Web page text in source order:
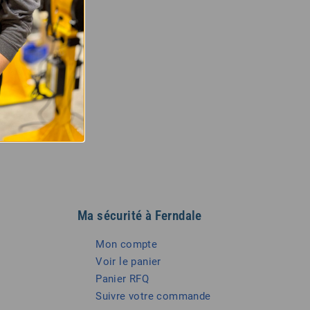
si
nos
Ma sécurité à Ferndale
Mon compte
Voir le panier
Panier RFQ
Suivre votre commande